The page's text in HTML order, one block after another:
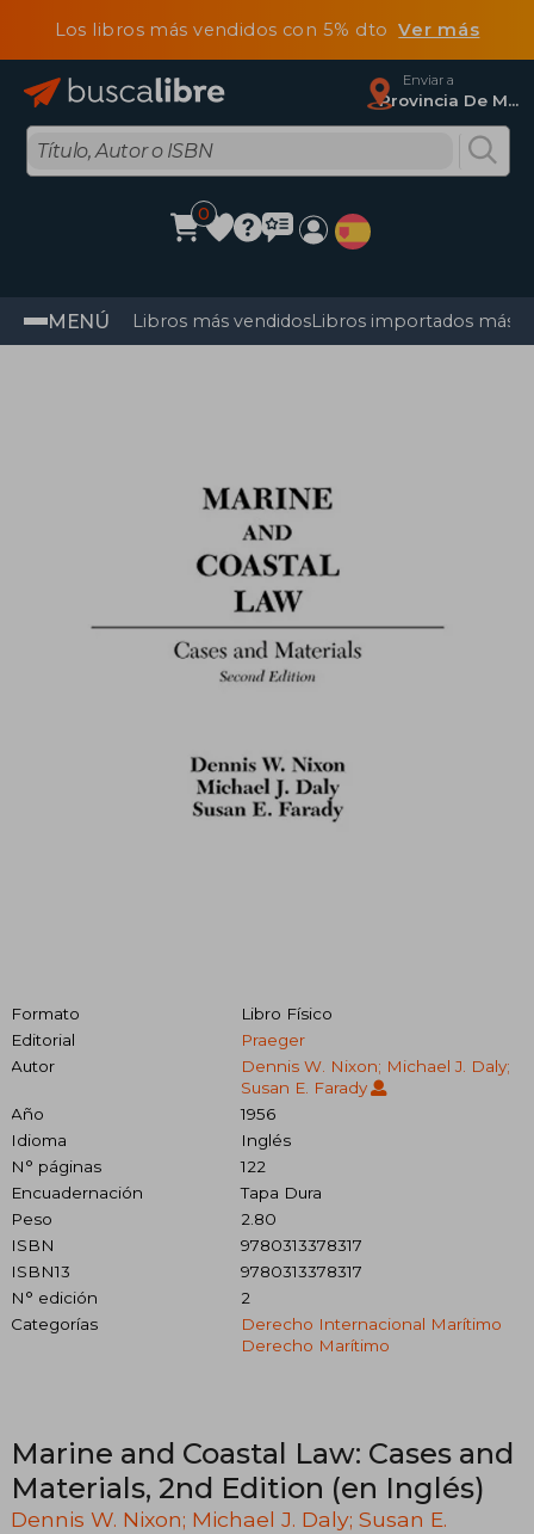
Los libros más vendidos con 5% dtoVer más
Enviar a
Provincia De Madrid
0
MENÚ Libros más vendidosLibros importados más
Formato
Libro Físico
Editorial
Praeger
Autor
Dennis W. Nixon; Michael J. Daly;
Susan E. Farady
Año
1956
Idioma
Inglés
N° páginas
122
Encuadernación
Tapa Dura
Peso
2.80
ISBN
9780313378317
ISBN13
9780313378317
N° edición
2
Categorías
Derecho Internacional Marítimo
Derecho Marítimo
Marine and Coastal Law: Cases and
Materials, 2nd Edition (en Inglés)
Dennis W. Nixon; Michael J. Daly; Susan E.